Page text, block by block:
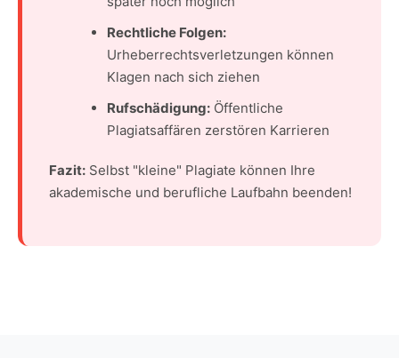
Rechtliche Folgen:
Urheberrechtsverletzungen können
Klagen nach sich ziehen
Rufschädigung: Öffentliche
Plagiatsaffären zerstören Karrieren
Fazit: Selbst "kleine" Plagiate können Ihre
akademische und berufliche Laufbahn beenden!